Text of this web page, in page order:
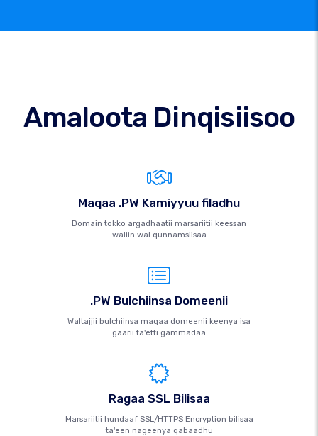
Amaloota Dinqisiisoo
Maqaa .PW Kamiyyuu filadhu
Domain tokko argadhaatii marsariitii keessan
waliin wal qunnamsiisaa
.PW Bulchiinsa Domeenii
Waltajjii bulchiinsa maqaa domeenii keenya isa
gaarii ta'etti gammadaa
Ragaa SSL Bilisaa
Marsariitii hundaaf SSL/HTTPS Encryption bilisaa
ta'een nageenya qabaadhu